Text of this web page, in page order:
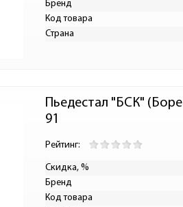
Бренд
Код товара
Страна
Пьедестал "БСК"
91
Рейтинг:
Скидка, %
Бренд
Код товара